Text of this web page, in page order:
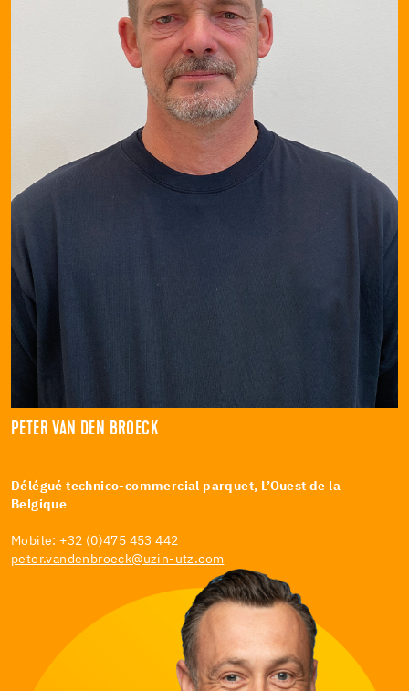
PETER VAN DEN BROECK
Délégué technico-commercial parquet, L’Ouest de la
Belgique
Mobile: +32 (0)475 453 442
peter.vandenbroeck@uzin-utz.com